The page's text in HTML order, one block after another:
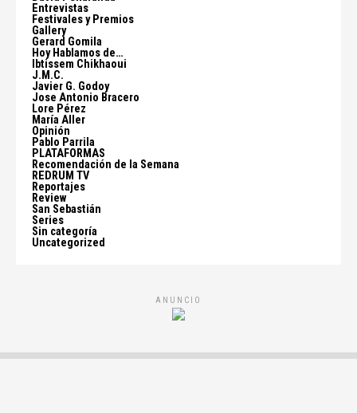
Entrevistas
Festivales y Premios
Gallery
Gerard Gomila
Hoy Hablamos de…
Ibtissem Chikhaoui
J.M.C.
Javier G. Godoy
Jose Antonio Bracero
Lore Pérez
María Aller
Opinión
Pablo Parrila
PLATAFORMAS
Recomendación de la Semana
REDRUM TV
Reportajes
Review
San Sebastián
Series
Sin categoría
Uncategorized
ANUNCIO